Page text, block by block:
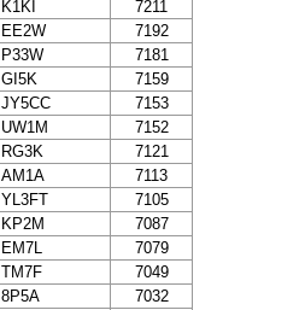
K1KI
7211
EE2W
7192
P33W
7181
GI5K
7159
JY5CC
7153
UW1M
7152
RG3K
7121
AM1A
7113
YL3FT
7105
KP2M
7087
EM7L
7079
TM7F
7049
8P5A
7032